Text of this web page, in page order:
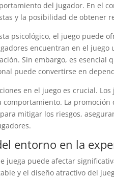
del jugador. En el
y la posibilidad de obtener
psicológico, el juego puede
encuentran en el
Sin embargo, es esencial
puede convertirse en
en el juego es crucial.
comportamiento. La
mitigar los riesgos,
entorno en la
juega puede afectar
y el diseño atractivo del